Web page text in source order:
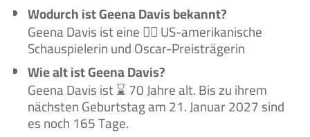
Wodurch ist Geena Davis bekannt?
Geena Davis ist eine 🙋‍♀️ US-amerikanische
Schauspielerin und Oscar-Preisträgerin
Wie alt ist Geena Davis?
Geena Davis ist ⌛ 70 Jahre alt. Bis zu ihrem
nächsten Geburtstag am 21. Januar 2027 sind
es noch 165 Tage.